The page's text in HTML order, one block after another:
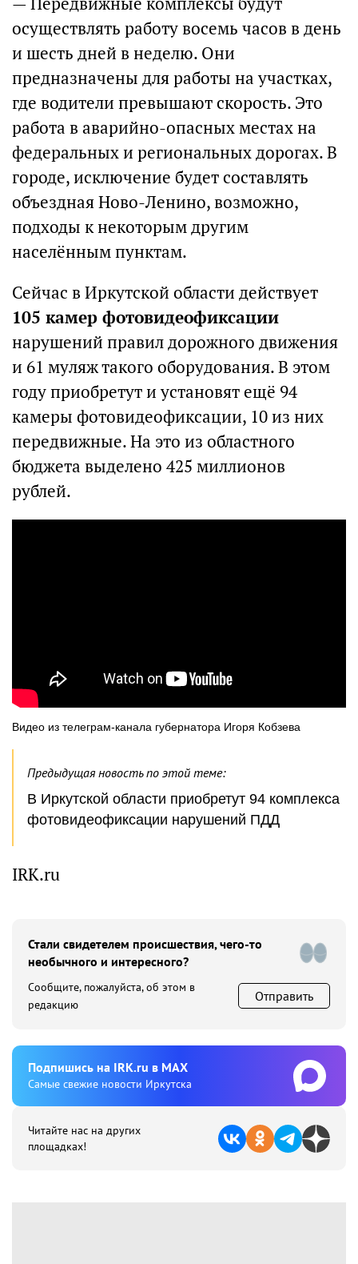
осуществлять работу восемь часов в день
и шесть дней в неделю. Они
предназначены для работы на участках,
где водители превышают скорость. Это
работа в аварийно-опасных местах на
федеральных и региональных дорогах. В
городе, исключение будет составлять
объездная Ново-Ленино, возможно,
подходы к некоторым другим
населённым пунктам.
Сейчас в Иркутской области действует
105 камер фотовидеофиксации
нарушений правил дорожного движения
и 61 муляж такого оборудования. В этом
году приобретут и установят ещё 94
камеры фотовидеофиксации, 10 из них
передвижные. На это из областного
бюджета выделено 425 миллионов
рублей.
Видео из телеграм-канала губернатора Игоря Кобзева
Предыдущая новость по этой теме:
В Иркутской области приобретут 94 комплекса
фотовидеофиксации нарушений ПДД
IRK.ru
Стали свидетелем происшествия, чего-то
необычного и интересного?
Сообщите, пожалуйста, об этом в
редакцию
Отправить
Подпишиcь на IRK.ru в MAX
Cамые свежие новости Иркутска
Читайте нас на других
площадках!